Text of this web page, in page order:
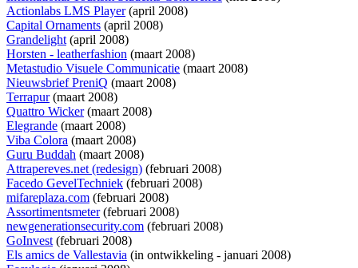
Actionlabs LMS Player(april 2008)
Capital Ornaments (april 2008)
Grandelight(april 2008)
Horsten - leatherfashion (maart 2008)
Metastudio Visuele Communicatie (maart 2008)
Nieuwsbrief PreniQ (maart 2008)
Terrapur(maart 2008)
Quattro Wicker(maart 2008)
Elegrande (maart 2008)
Viba Colora (maart 2008)
Guru Buddah (maart 2008)
Attrapereves.net (redesign) (februari 2008)
Facedo GevelTechniek (februari 2008)
mifareplaza.com (februari 2008)
Assortimentsmeter(februari 2008)
newgenerationsecurity.com (februari 2008)
GoInvest(februari 2008)
Els amics de Vallestavia (in ontwikkeling - januari 2008)